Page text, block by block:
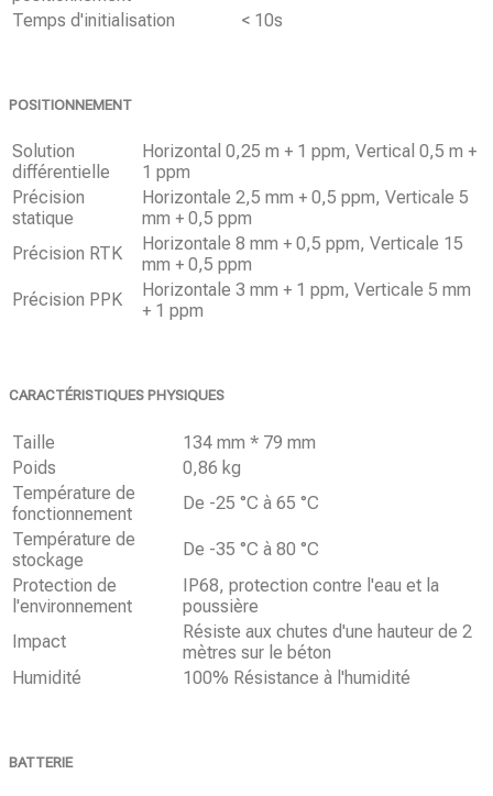
Temps d'initialisation
< 10s
POSITIONNEMENT
Solution
différentielle
Horizontal 0,25 m + 1 ppm, Vertical 0,5 m +
1 ppm
Précision
statique
Horizontale 2,5 mm + 0,5 ppm, Verticale 5
mm + 0,5 ppm
Précision RTK
Horizontale 8 mm + 0,5 ppm, Verticale 15
mm + 0,5 ppm
Précision PPK
Horizontale 3 mm + 1 ppm, Verticale 5 mm
+ 1 ppm
CARACTÉRISTIQUES PHYSIQUES
Taille
134 mm * 79 mm
Poids
0,86 kg
Température de
fonctionnement
De -25 °C à 65 °C
Température de
stockage
De -35 °C à 80 °C
Protection de
l'environnement
IP68, protection contre l'eau et la
poussière
Impact
Résiste aux chutes d'une hauteur de 2
mètres sur le béton
Humidité
100% Résistance à l'humidité
BATTERIE